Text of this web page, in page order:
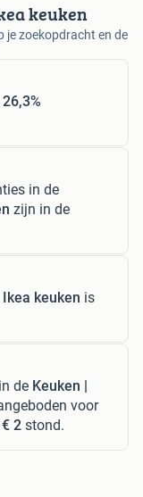
keuken
je zoekopdracht en de
26,3%
in de
zijn in de
Ikea keuken is
de Keuken |
voor
€ 2 stond.